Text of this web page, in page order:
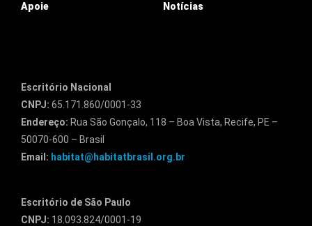
Apoie Notícias
Escritório Nacional
CNPJ: 65.171.860/0001-33
Endereço: Rua São Gonçalo, 118 – Boa Vista, Recife, PE –
50070-600 – Brasil
Email: habitat@habitatbrasil.org.br
Escritório de São Paulo
CNPJ: 18.093.824/0001-19